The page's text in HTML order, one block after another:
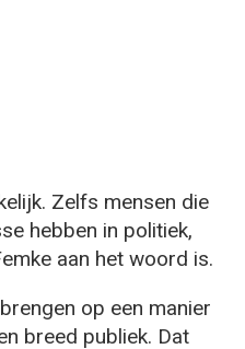
Zelfs mensen die
hebben in politiek,
aan het woord is.
op een manier
breed publiek. Dat